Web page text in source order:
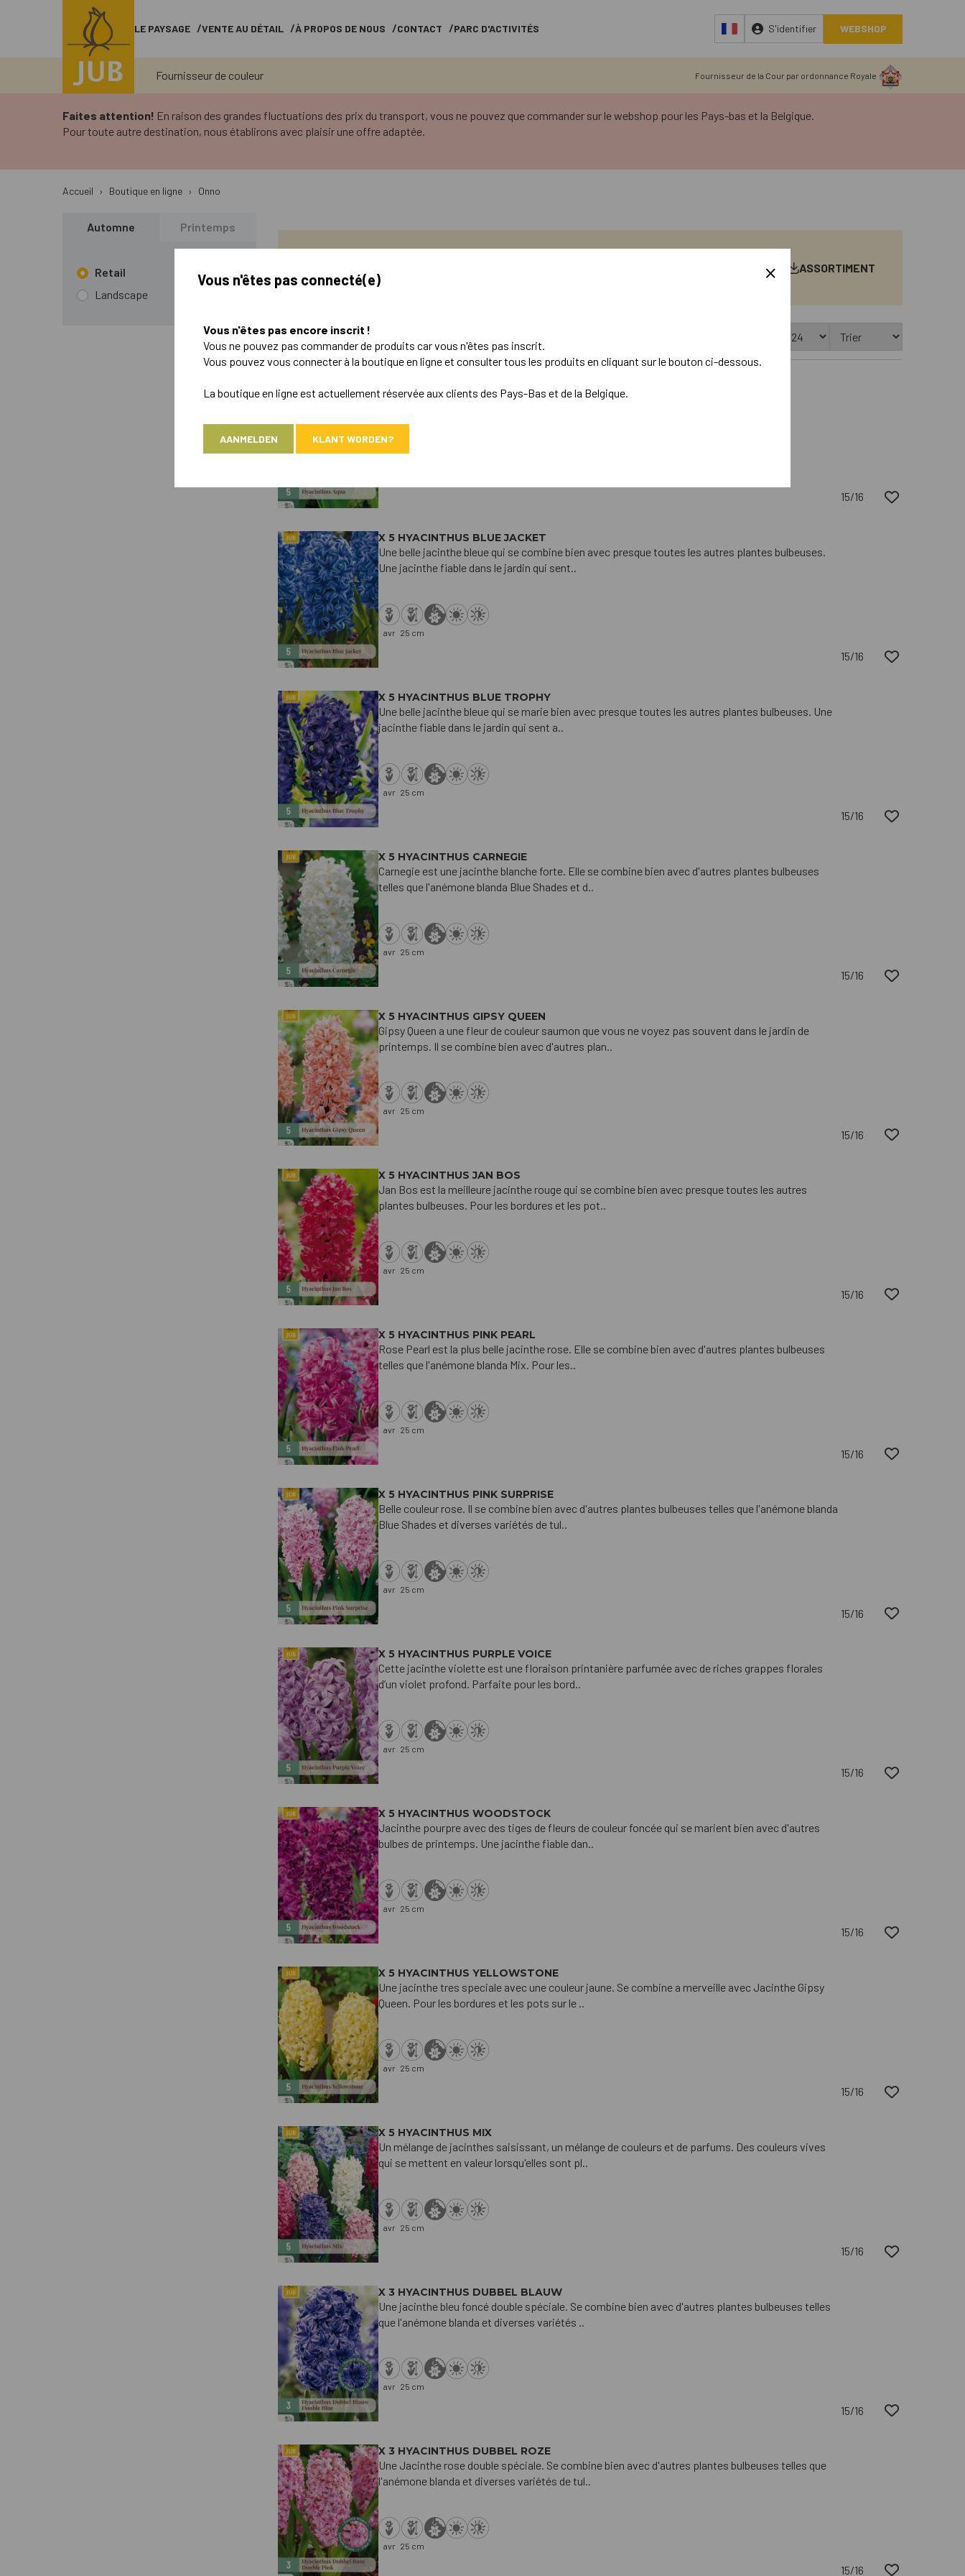
LE PAYSAGE VENTE AU DÉTAIL À PROPOS DE NOUS CONTACT PARC D'ACTIVITÉS S'identifier WEBSHOP
Fournisseur de couleur Fournisseur de la Cour par ordonnance Royale
Faites attention! En raison des grandes fluctuations des prix du transport, vous ne pouvez que commander sur le webshop pour les Pays-bas et la Belgique.
Pour toute autre destination, nous établirons avec plaisir une offre adaptée.
Accueil › Boutique en ligne › Onno
Automne Printemps
Retail
Landscape
ASSORTIMENT
676 Des articles
Une belle jacinthe bleu clair qui se combine bien avec presque toutes les autres plantes
15/16
X 5 HYACINTHUS BLUE JACKET
Une belle jacinthe bleue qui se combine bien avec presque toutes les autres plantes bulbeuses.
Une jacinthe fiable dans le jardin qui sent..
avr 25 cm
15/16
X 5 HYACINTHUS BLUE TROPHY
Une belle jacinthe bleue qui se marie bien avec presque toutes les autres plantes bulbeuses. Une
jacinthe fiable dans le jardin qui sent a..
avr 25 cm
15/16
X 5 HYACINTHUS CARNEGIE
Carnegie est une jacinthe blanche forte. Elle se combine bien avec d'autres plantes bulbeuses
telles que l'anémone blanda Blue Shades et d..
avr 25 cm
15/16
X 5 HYACINTHUS GIPSY QUEEN
Gipsy Queen a une fleur de couleur saumon que vous ne voyez pas souvent dans le jardin de
printemps. Il se combine bien avec d'autres plan..
avr 25 cm
15/16
X 5 HYACINTHUS JAN BOS
Jan Bos est la meilleure jacinthe rouge qui se combine bien avec presque toutes les autres
plantes bulbeuses. Pour les bordures et les pot..
avr 25 cm
15/16
X 5 HYACINTHUS PINK PEARL
Rose Pearl est la plus belle jacinthe rose. Elle se combine bien avec d'autres plantes bulbeuses
telles que l'anémone blanda Mix. Pour les..
avr 25 cm
15/16
X 5 HYACINTHUS PINK SURPRISE
Belle couleur rose. Il se combine bien avec d'autres plantes bulbeuses telles que l'anémone blanda
Blue Shades et diverses variétés de tul..
avr 25 cm
15/16
X 5 HYACINTHUS PURPLE VOICE
Cette jacinthe violette est une floraison printanière parfumée avec de riches grappes florales
d’un violet profond. Parfaite pour les bord..
avr 25 cm
15/16
X 5 HYACINTHUS WOODSTOCK
Jacinthe pourpre avec des tiges de fleurs de couleur foncée qui se marient bien avec d'autres
bulbes de printemps. Une jacinthe fiable dan..
avr 25 cm
15/16
X 5 HYACINTHUS YELLOWSTONE
Une jacinthe tres speciale avec une couleur jaune. Se combine a merveille avec Jacinthe Gipsy
Queen. Pour les bordures et les pots sur le ..
avr 25 cm
15/16
X 5 HYACINTHUS MIX
Un mélange de jacinthes saisissant, un mélange de couleurs et de parfums. Des couleurs vives
qui se mettent en valeur lorsqu'elles sont pl..
avr 25 cm
15/16
X 3 HYACINTHUS DUBBEL BLAUW
Une jacinthe bleu foncé double spéciale. Se combine bien avec d'autres plantes bulbeuses telles
que l'anémone blanda et diverses variétés ..
avr 25 cm
15/16
X 3 HYACINTHUS DUBBEL ROZE
Une Jacinthe rose double spéciale. Se combine bien avec d'autres plantes bulbeuses telles que
l'anémone blanda et diverses variétés de tul..
avr 25 cm
15/16
Vous n'êtes pas connecté(e)
Vous n'êtes pas encore inscrit !
Vous ne pouvez pas commander de produits car vous n'êtes pas inscrit.
Vous pouvez vous connecter à la boutique en ligne et consulter tous les produits en cliquant sur le bouton ci-dessous.
La boutique en ligne est actuellement réservée aux clients des Pays-Bas et de la Belgique.
AANMELDEN KLANT WORDEN?